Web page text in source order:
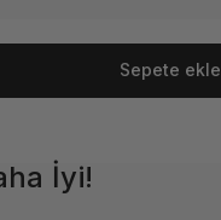
Sepete ekle
İyi!